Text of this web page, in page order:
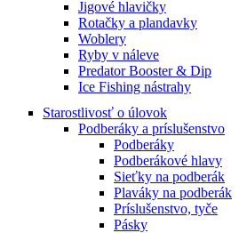
Jigové hlavičky
Rotačky a plandavky
Woblery
Ryby v náleve
Predator Booster & Dip
Ice Fishing nástrahy
Starostlivosť o úlovok
Podberáky a príslušenstvo
Podberáky
Podberákové hlavy
Sieťky na podberák
Plaváky na podberák
Príslušenstvo, tyče
Pásky